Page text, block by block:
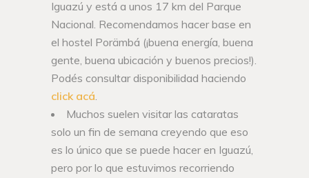
Iguazú y está a unos 17 km del Parque
Nacional. Recomendamos hacer base en
el hostel Porämbá (¡buena energía, buena
gente, buena ubicación y buenos precios!).
Podés consultar disponibilidad haciendo
click acá.
Muchos suelen visitar las cataratas
solo un fin de semana creyendo que eso
es lo único que se puede hacer en Iguazú,
pero por lo que estuvimos recorriendo